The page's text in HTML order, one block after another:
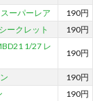
ーパーレア
190円
ークレット 190円
1/27 レ
190円
190円
190円